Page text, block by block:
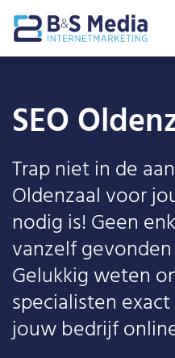
SEO
Trap niet in de
Oldenzaal voor
nodig is! Geen
vanzelf
Gelukkig weten
specialisten
jouw bedrijf